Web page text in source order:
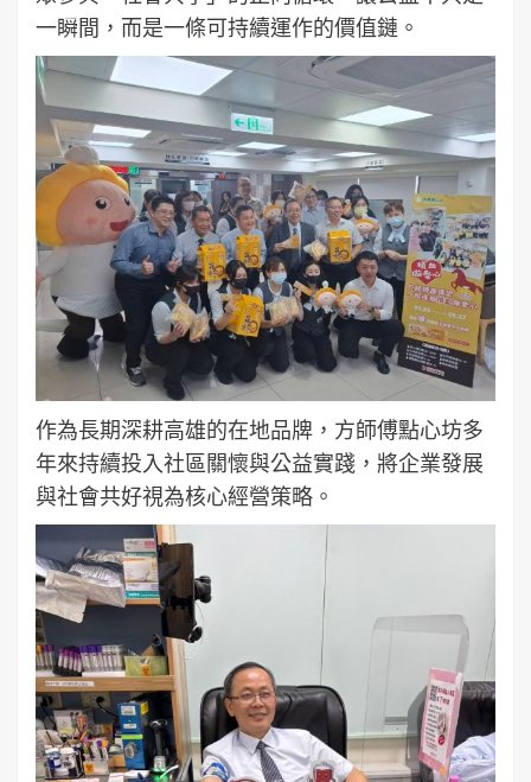
一瞬間，而是一條可持續運作的價值鏈。
作為長期深耕高雄的在地品牌，方師傅點心坊多
年來持續投入社區關懷與公益實踐，將企業發展
與社會共好視為核心經營策略。